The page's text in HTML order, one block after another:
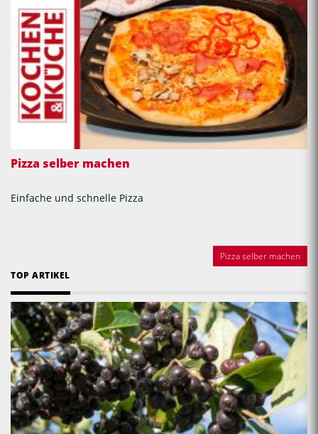
Pizza selber machen
Einfache und schnelle Pizza
Pizza selber machen
TOP ARTIKEL